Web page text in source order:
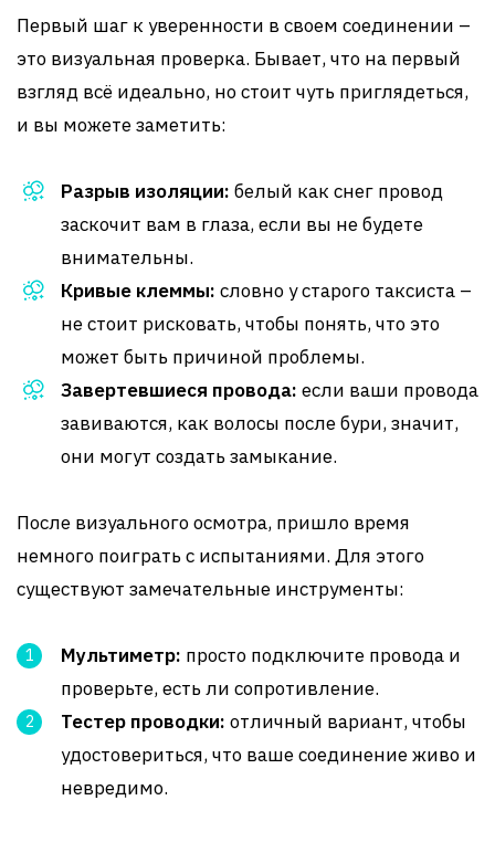
Первый шаг к уверенности в своем соединении –
это визуальная проверка. Бывает, что на первый
взгляд всё идеально, но стоит чуть приглядеться,
и вы можете заметить:
Разрыв изоляции: белый как снег провод
заскочит вам в глаза, если вы не будете
внимательны.
Кривые клеммы: словно у старого таксиста –
не стоит рисковать, чтобы понять, что это
может быть причиной проблемы.
Завертевшиеся провода: если ваши провода
завиваются, как волосы после бури, значит,
они могут создать замыкание.
После визуального осмотра, пришло время
немного поиграть с испытаниями. Для этого
существуют замечательные инструменты:
Мультиметр: просто подключите провода и
проверьте, есть ли сопротивление.
Тестер проводки: отличный вариант, чтобы
удостовериться, что ваше соединение живо и
невредимо.